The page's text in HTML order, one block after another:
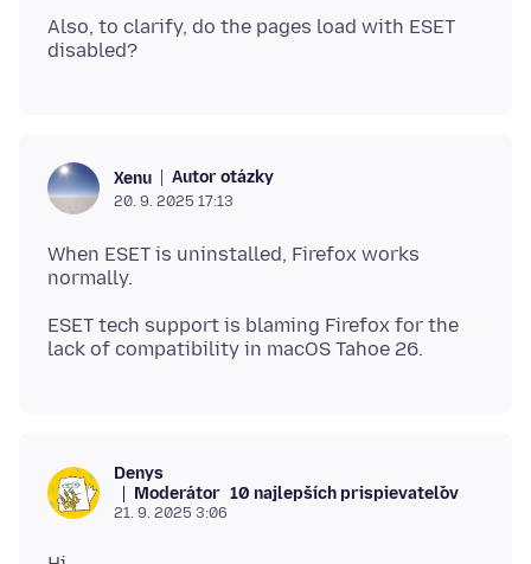
Also, to clarify, do the pages load with ESET
Xenu Autor otázky
20. 9. 2025 17:13
When ESET is uninstalled, Firefox works
ESET tech support is blaming Firefox for the
Denys
Moderátor 10 najlepších prispievateľov
21. 9. 2025 3:06